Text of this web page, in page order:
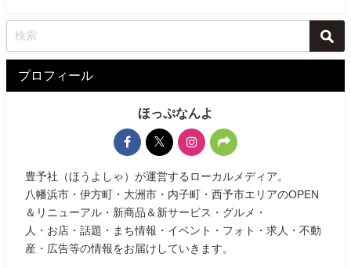
プロフィール
ほっぷなんよ
豊予社（ほうよしゃ）が運営するローカルメディア。
八幡浜市・伊方町・大洲市・内子町・西予市エリアのOPEN
＆リニューアル・新商品＆新サービス・グルメ・
人・お店・話題・まち情報・イベント・フォト・求人・不動
産・広告等の情報をお届けしていきます。